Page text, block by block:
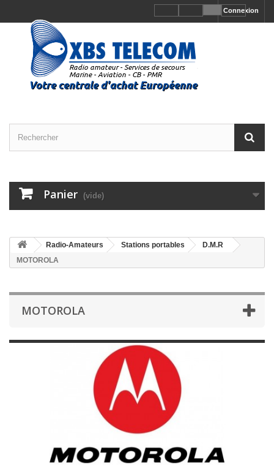
Connexion
Panier (vide)
Radio-Amateurs Stations portables
D.M.R
MOTOROLA
MOTOROLA